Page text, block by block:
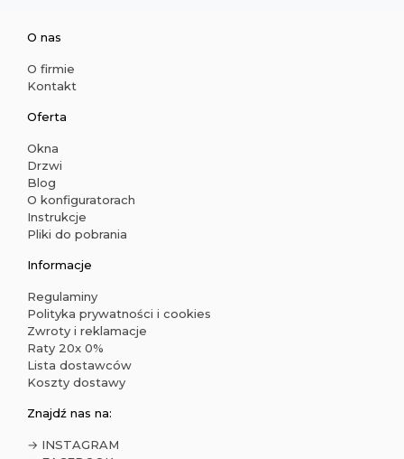
O nas
O firmie
Kontakt
Oferta
Okna
Drzwi
Blog
O konfiguratorach
Instrukcje
Pliki do pobrania
Informacje
Regulaminy
Polityka prywatności i cookies
Zwroty i reklamacje
Raty 20x 0%
Lista dostawców
Koszty dostawy
Znajdź nas na:
→ INSTAGRAM